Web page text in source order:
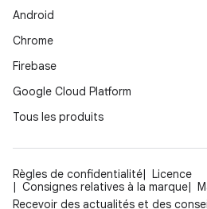
Android
Chrome
Firebase
Google Cloud Platform
Tous les produits
Règles de confidentialité
Licence
Consignes relatives à la marque
Recevoir des actualités et des